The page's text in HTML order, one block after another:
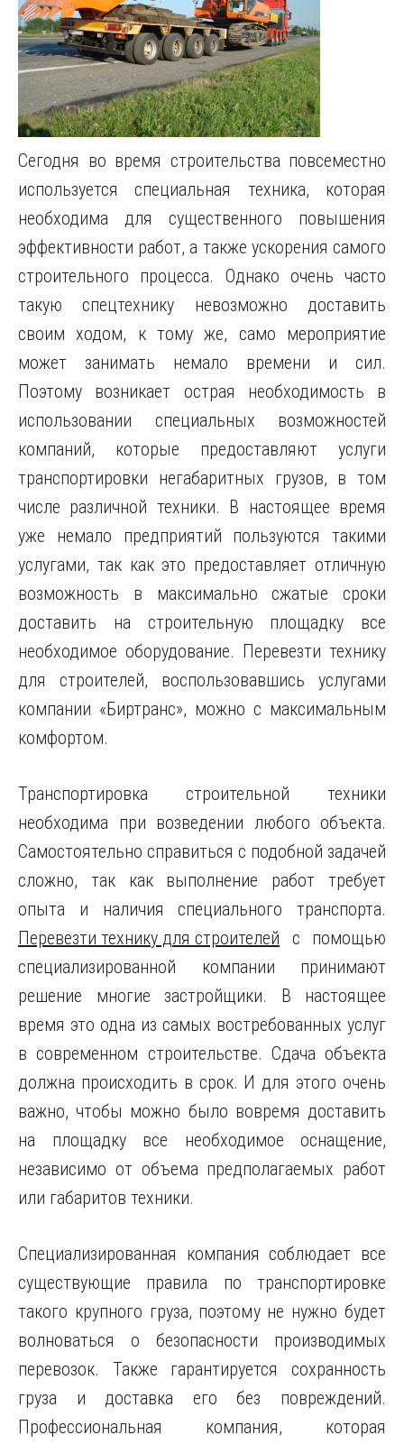
Сегодня во время строительства повсеместно
используется специальная техника, которая
необходима для существенного повышения
эффективности работ, а также ускорения самого
строительного процесса. Однако очень часто
такую спецтехнику невозможно доставить
своим ходом, к тому же, само мероприятие
может занимать немало времени и сил.
Поэтому возникает острая необходимость в
использовании специальных возможностей
компаний, которые предоставляют услуги
транспортировки негабаритных грузов, в том
числе различной техники. В настоящее время
уже немало предприятий пользуются такими
услугами, так как это предоставляет отличную
возможность в максимально сжатые сроки
доставить на строительную площадку все
необходимое оборудование. Перевезти технику
для строителей, воспользовавшись услугами
компании «Биртранс», можно с максимальным
комфортом.
Транспортировка строительной техники
необходима при возведении любого объекта.
Самостоятельно справиться с подобной задачей
сложно, так как выполнение работ требует
опыта и наличия специального транспорта.
Перевезти технику для строителей с помощью
специализированной компании принимают
решение многие застройщики. В настоящее
время это одна из самых востребованных услуг
в современном строительстве. Сдача объекта
должна происходить в срок. И для этого очень
важно, чтобы можно было вовремя доставить
на площадку все необходимое оснащение,
независимо от объема предполагаемых работ
или габаритов техники.
Специализированная компания соблюдает все
существующие правила по транспортировке
такого крупного груза, поэтому не нужно будет
волноваться о безопасности производимых
перевозок. Также гарантируется сохранность
груза и доставка его без повреждений.
Профессиональная компания, которая